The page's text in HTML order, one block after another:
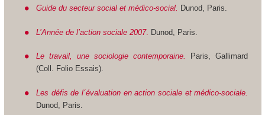
Guide du secteur social et médico-social. Dunod, Paris.
L’Année de l’action sociale 2007. Dunod, Paris.
Le travail, une sociologie contemporaine.
Paris, Gallimard
(Coll. Folio Essais).
Les défis de l´évaluation en action sociale et médico-sociale.
Dunod, Paris.